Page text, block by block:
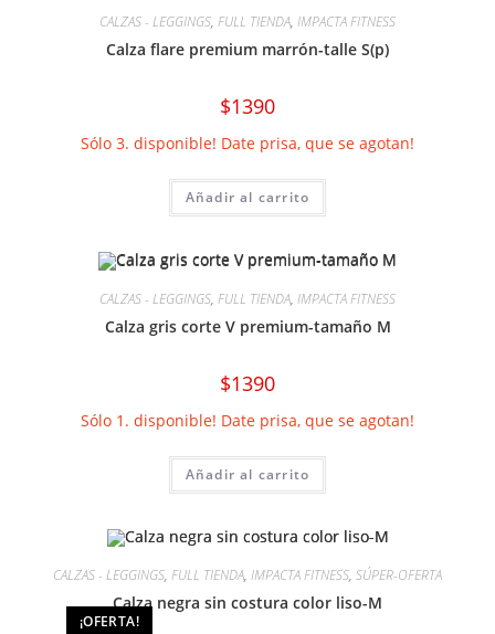
CALZAS - LEGGINGS, FULL TIENDA, IMPACTA FITNESS
Calza flare premium marrón-talle S(p)
$1390
Sólo 3. disponible! Date prisa, que se agotan!
Añadir al carrito
CALZAS - LEGGINGS, FULL TIENDA, IMPACTA FITNESS
Calza gris corte V premium-tamaño M
$1390
Sólo 1. disponible! Date prisa, que se agotan!
Añadir al carrito
¡OFERTA!
CALZAS - LEGGINGS, FULL TIENDA, IMPACTA FITNESS, SÚPER-OFERTA
Calza negra sin costura color liso-M